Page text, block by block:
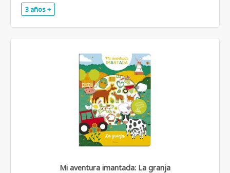
3 años +
Mi aventura imantada: La granja